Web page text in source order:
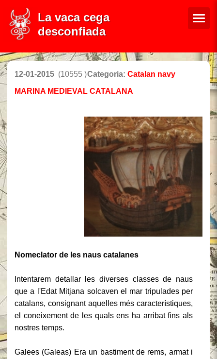
La vaca cega
desconfiada
12-01-2015 (10555 )Categoria: Catalan navy
MARINA MEDIEVAL CATALANA
Nomeclator de les naus catalanes
Intentarem detallar les diverses classes de naus
que a l'Edat Mitjana solcaven el mar tripulades per
catalans, consignant aquelles més característiques,
el coneixement de les quals ens ha arribat fins als
nostres temps.
Galees (Galeas) Era un bastiment de rems, armat i